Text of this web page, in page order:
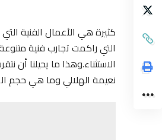
كثيرة هي الأعمال الفنية
التي راكمت تجارب فنية
الاستثناء.وهذا ما يحيلنا أن
نعيمة الهلالي وما هي حجم